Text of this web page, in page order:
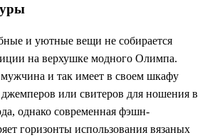
и уютные вещи не собирается
на верхушке модного Олимпа.
и так имеет в своем шкафу
или свитеров для ношения в
однако современная фэшн-
горизонты использования вязаных